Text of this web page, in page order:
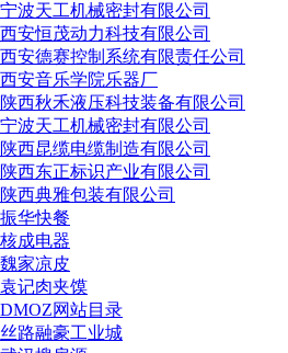
宁波天工机械密封有限公司
西安恒茂动力科技有限公司
西安德赛控制系统有限责任公司
西安音乐学院乐器厂
陕西秋禾液压科技装备有限公司
宁波天工机械密封有限公司
陕西昆缆电缆制造有限公司
陕西东正标识产业有限公司
陕西典雅包装有限公司
振华快餐
核成电器
魏家凉皮
袁记肉夹馍
DMOZ网站目录
丝路融豪工业城